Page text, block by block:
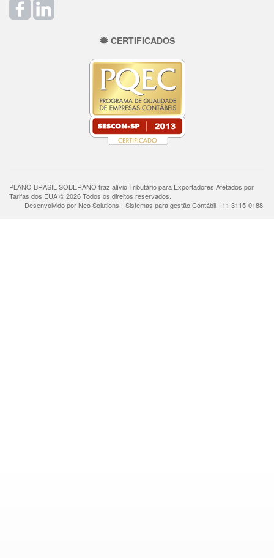
CERTIFICADOS
PLANO BRASIL SOBERANO traz alívio Tributário para Exportadores Afetados por
Tarifas dos EUA © 2026 Todos os direitos reservados.
Desenvolvido por Neo Solutions - Sistemas para gestão Contábil - 11 3115-0188